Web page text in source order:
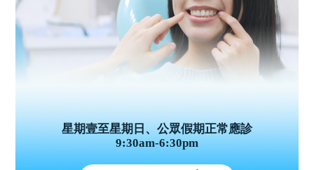
星期壹至星期日、公眾假期正常應診
9:30am-6:30pm